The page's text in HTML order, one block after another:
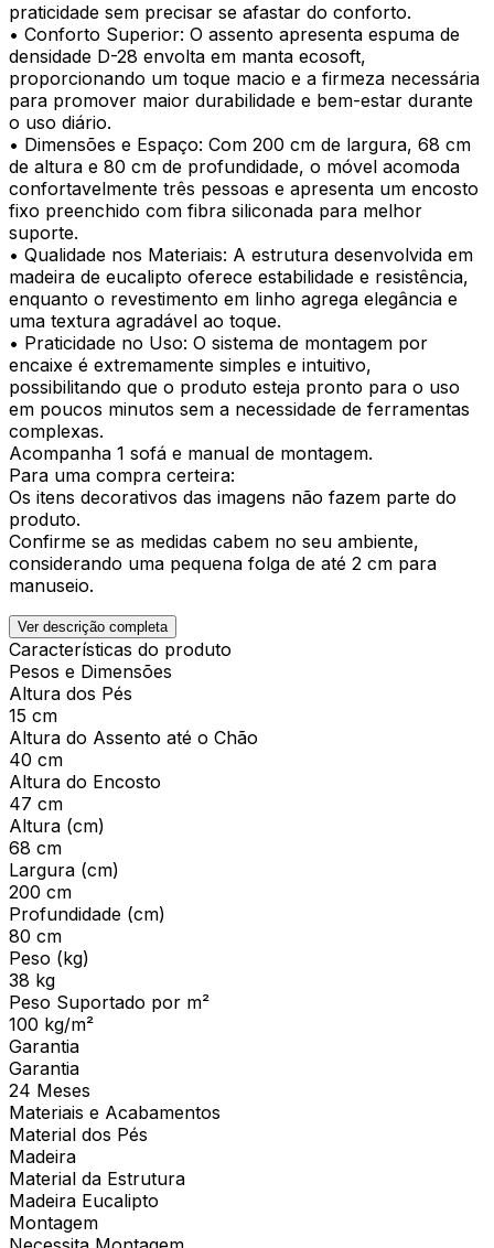
praticidade sem precisar se afastar do conforto.
• Conforto Superior: O assento apresenta espuma de
densidade D-28 envolta em manta ecosoft,
proporcionando um toque macio e a firmeza necessária
para promover maior durabilidade e bem-estar durante
o uso diário.
• Dimensões e Espaço: Com 200 cm de largura, 68 cm
de altura e 80 cm de profundidade, o móvel acomoda
confortavelmente três pessoas e apresenta um encosto
fixo preenchido com fibra siliconada para melhor
suporte.
• Qualidade nos Materiais: A estrutura desenvolvida em
madeira de eucalipto oferece estabilidade e resistência,
enquanto o revestimento em linho agrega elegância e
uma textura agradável ao toque.
• Praticidade no Uso: O sistema de montagem por
encaixe é extremamente simples e intuitivo,
possibilitando que o produto esteja pronto para o uso
em poucos minutos sem a necessidade de ferramentas
complexas.
Acompanha 1 sofá e manual de montagem.
Para uma compra certeira:
Os itens decorativos das imagens não fazem parte do
produto.
Confirme se as medidas cabem no seu ambiente,
considerando uma pequena folga de até 2 cm para
manuseio.
Ver descrição completa
Características do produto
Pesos e Dimensões
Altura dos Pés
15 cm
Altura do Assento até o Chão
40 cm
Altura do Encosto
47 cm
Altura (cm)
68 cm
Largura (cm)
200 cm
Profundidade (cm)
80 cm
Peso (kg)
38 kg
Peso Suportado por m²
100 kg/m²
Garantia
Garantia
24 Meses
Materiais e Acabamentos
Material dos Pés
Madeira
Material da Estrutura
Madeira Eucalipto
Montagem